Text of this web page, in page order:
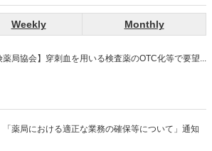
Weekly Monthly
薬局協会】穿刺血を用いる検査薬のOTC化等で要望...
「薬局における適正な業務の確保等について」通知